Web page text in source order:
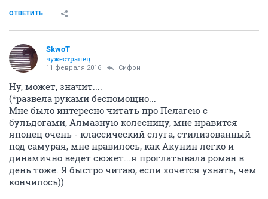
ОТВЕТИТЬ
SkwоT
чужестранец
11 февраля 2016 Сифон
Ну, может, значит....
(*развела руками беспомощно...
Мне было интересно читать про Пелагею с
бульдогами, Алмазную колесницу, мне нравится
японец очень - классический слуга, стилизованный
под самурая, мне нравилось, как Акунин легко и
динамично ведет сюжет...я проглатывала роман в
день тоже. Я быстро читаю, если хочется узнать, чем
кончилось))